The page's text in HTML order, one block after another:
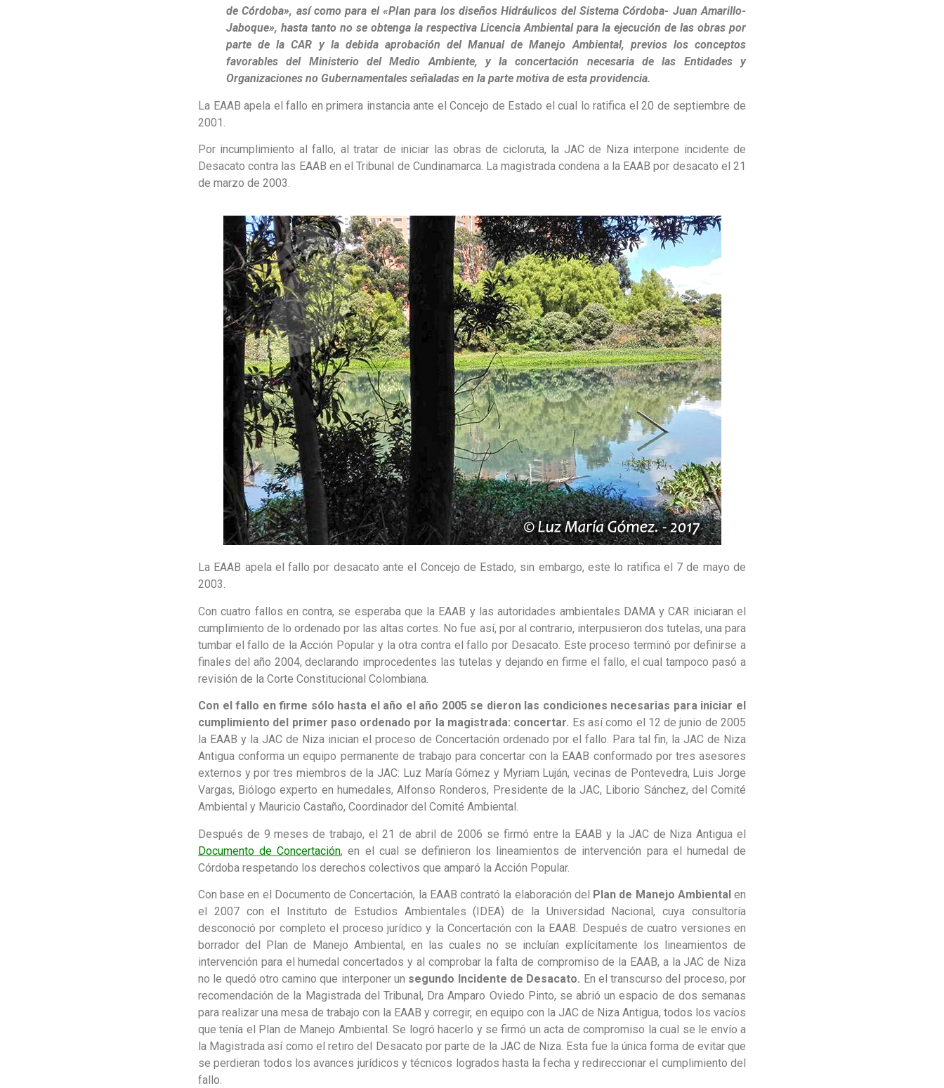
de Córdoba», así como para el «PIan para los diseños Hidráulicos del Sistema Córdoba- Juan Amarillo-
Jaboque», hasta tanto no se obtenga la respectiva Licencia Ambiental para la ejecución de las obras por
parte de la CAR y la debida aprobación del Manual de Manejo Ambiental, previos los conceptos
favorables del Ministerio del Medio Ambiente, y la concertación necesaria de las Entidades y
Organizaciones no Gubernamentales señaladas en la parte motiva de esta providencia.
La EAAB apela el fallo en primera instancia ante el Concejo de Estado el cual lo ratifica el 20 de septiembre de
2001.
Por incumplimiento al fallo, al tratar de iniciar las obras de cicloruta, la JAC de Niza interpone incidente de
Desacato contra las EAAB en el Tribunal de Cundinamarca. La magistrada condena a la EAAB por desacato el 21
de marzo de 2003.
La EAAB apela el fallo por desacato ante el Concejo de Estado, sin embargo, este lo ratifica el 7 de mayo de
2003.
Con cuatro fallos en contra, se esperaba que la EAAB y las autoridades ambientales DAMA y CAR iniciaran el
cumplimiento de lo ordenado por las altas cortes. No fue así, por al contrario, interpusieron dos tutelas, una para
tumbar el fallo de la Acción Popular y la otra contra el fallo por Desacato. Este proceso terminó por definirse a
finales del año 2004, declarando improcedentes las tutelas y dejando en firme el fallo, el cual tampoco pasó a
revisión de la Corte Constitucional Colombiana.
Con el fallo en firme sólo hasta el año el año 2005 se dieron las condiciones necesarias para iniciar el
cumplimiento del primer paso ordenado por la magistrada: concertar. Es así como el 12 de junio de 2005
la EAAB y la JAC de Niza inician el proceso de Concertación ordenado por el fallo. Para tal fin, la JAC de Niza
Antigua conforma un equipo permanente de trabajo para concertar con la EAAB conformado por tres asesores
externos y por tres miembros de la JAC: Luz María Gómez y Myriam Luján, vecinas de Pontevedra, Luis Jorge
Vargas, Biólogo experto en humedales, Alfonso Ronderos, Presidente de la JAC, Liborio Sánchez, del Comité
Ambiental y Mauricio Castaño, Coordinador del Comité Ambiental.
Después de 9 meses de trabajo, el 21 de abril de 2006 se firmó entre la EAAB y la JAC de Niza Antigua el
Documento de Concertación, en el cual se definieron los lineamientos de intervención para el humedal de
Córdoba respetando los derechos colectivos que amparó la Acción Popular.
Con base en el Documento de Concertación, la EAAB contrató la elaboración del Plan de Manejo Ambientalen
el 2007 con el Instituto de Estudios Ambientales (IDEA) de la Universidad Nacional, cuya consultoría
desconoció por completo el proceso jurídico y la Concertación con la EAAB. Después de cuatro versiones en
borrador del Plan de Manejo Ambiental, en las cuales no se incluían explícitamente los lineamientos de
intervención para el humedal concertados y al comprobar la falta de compromiso de la EAAB, a la JAC de Niza
no le quedó otro camino que interponer un segundo Incidente de Desacato. En el transcurso del proceso, por
recomendación de la Magistrada del Tribunal, Dra Amparo Oviedo Pinto, se abrió un espacio de dos semanas
para realizar una mesa de trabajo con la EAAB y corregir, en equipo con la JAC de Niza Antigua, todos los vacíos
que tenía el Plan de Manejo Ambiental. Se logró hacerlo y se firmó un acta de compromiso la cual se le envío a
la Magistrada así como el retiro del Desacato por parte de la JAC de Niza. Esta fue la única forma de evitar que
se perdieran todos los avances jurídicos y técnicos logrados hasta la fecha y redireccionar el cumplimiento del
fallo.